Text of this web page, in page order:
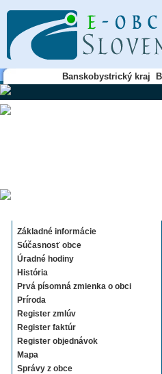
Banskobystrický kraj
Základné informácie
Súčasnosť obce
Úradné hodiny
História
Prvá písomná zmienka o obci
Príroda
Register zmlúv
Register faktúr
Register objednávok
Mapa
Správy z obce